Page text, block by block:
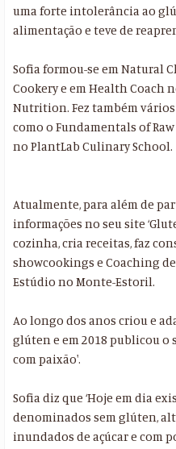
uma forte intolerância ao
alimentação e teve de
Sofia formou-se em Natural
Cookery e em Health
Nutrition. Fez também
como o Fundamentals of
no PlantLab Culinary School.
Atualmente, para além de
informações no seu site
cozinha, cria receitas, faz
showcookings e Coaching
Estúdio no Monte-Estoril.
Ao longo dos anos criou e
glúten e em 2018 publicou o
com paixão'.
Sofia diz que ‘Hoje em dia
denominados sem glúten,
inundados de açúcar e com